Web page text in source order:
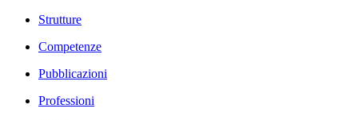
Strutture
Competenze
Pubblicazioni
Professioni